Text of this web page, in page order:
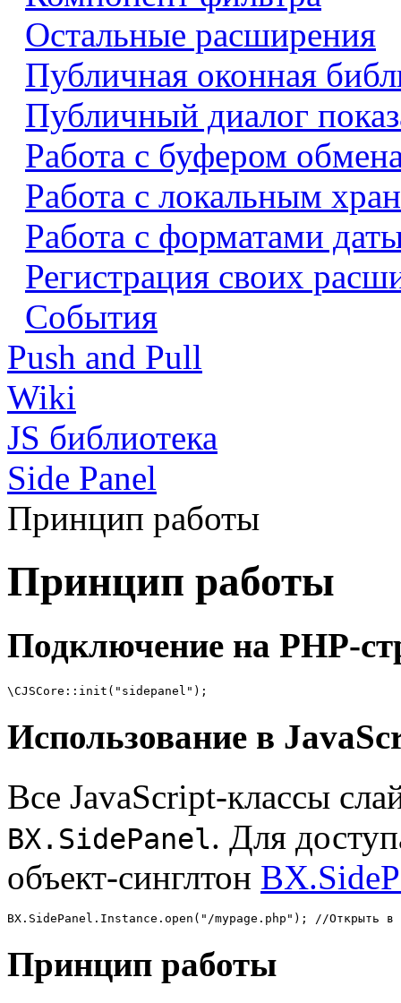
Остальные расширения
Публичная оконная
Публичный диалог
Работа с буфером
Работа с локальным
Работа с форматами
Регистрация своих
События
Push and Pull
Wiki
JS библиотека
Side Panel
Принцип работы
Принцип работы
Подключение на PHP-
\CJSCore::init("sidepanel");
Использование в
Все JavaScript-классы
BX.SidePanel. Для
объект-синглтон
BX.SidePanel.Instance.open("/mypage.php"); //Открыть в
Принцип работы